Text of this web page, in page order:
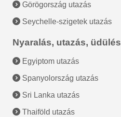
Görögország utazás
Seychelle-szigetek utazás
Nyaralás, utazás, üdülés
Egyiptom utazás
Spanyolország utazás
Sri Lanka utazás
Thaiföld utazás